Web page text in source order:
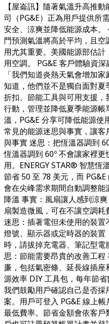
【屋崙訊】隨著氣溫升高推
司（PG&E）正為用戶提供所
安全、涼爽並降低能源成本。
門預測氣溫將高於平均，且
用尤其重要。美國能源部估
用空調。 PG&E 客戶體驗資
「我們知道炎熱天氣會增加
知道，他們並不是獨自面對
折扣、節能工具與可用支援
行動，管理並降低夏季能源
溫，PG&E 分享可降低能源
常見的能源迷思與事實，讓
與事實 迷思：把恆溫器調到
恆溫器調到 60º 不會讓家裡
用。ENERGY STAR® 智慧恆
節省 50 至 78 美元，而
會在尖峰需求期間自動調整
降溫 事實：風扇讓人感到涼
扇製造微風，可在不讓空調耗
迷思：插著電但未使用的裝
燈號、顯示器或定時器的裝
時，請拔掉充電器、筆記型
思：節能需要昂貴的改善工
廉，包括氣密條、延長線插
源效率 DIY 工具包，每年節
我們鼓勵用戶確認自己是否
案。用戶可登入 PG&E 線上
最低費率。節省金額會依客